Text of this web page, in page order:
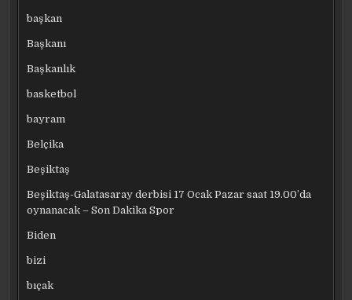
başkan
Başkanı
Başkanlık
basketbol
bayram
Belçika
Beşiktaş
Beşiktaş-Galatasaray derbisi 17 Ocak Pazar saat 19.00’da
oynanacak – Son Dakika Spor
Biden
bizi
bıçak